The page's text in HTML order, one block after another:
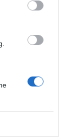
PREISE
PREISE